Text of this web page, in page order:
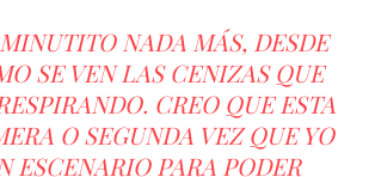
NADA MÁS, DESDE
SE VEN LAS CENIZAS QUE
CREO QUE ESTA
O SEGUNDA VEZ QUE YO
ESCENARIO PARA PODER